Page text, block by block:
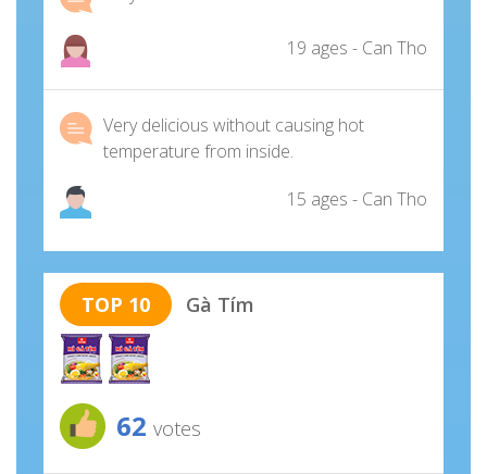
19 ages - Can Tho
Very delicious without causing hot
temperature from inside.
15 ages - Can Tho
TOP 10 Gà Tím
62 votes